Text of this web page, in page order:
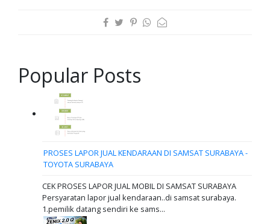
Popular Posts
PROSES LAPOR JUAL KENDARAAN DI SAMSAT SURABAYA -
TOYOTA SURABAYA
CEK PROSES LAPOR JUAL MOBIL DI SAMSAT SURABAYA
Persyaratan lapor jual kendaraan..di samsat surabaya.
1.pemilik datang sendiri ke sams...